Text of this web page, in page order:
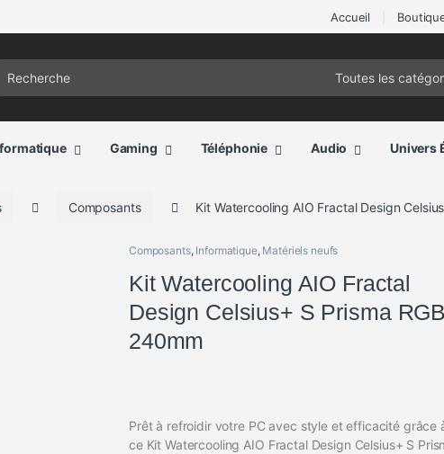
Accueil
for:
Gaming Téléphonie Audio Univers
Composants Kit Watercooling AIO Fractal Design
Composants, Informatique, Matériels neufs
Kit Watercooling AIO Fractal
Design Celsius+ S Prisma
240mm
Prêt à refroidir votre PC avec style et efficacité grâce
ce Kit Watercooling AIO Fractal Design Celsius+ S